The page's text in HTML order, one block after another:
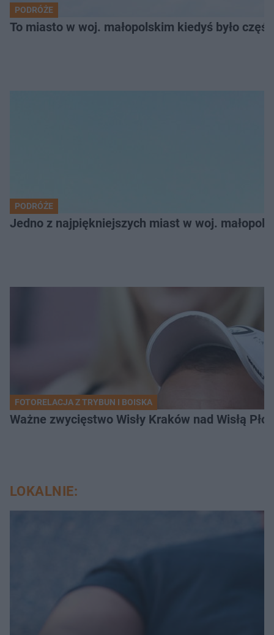
PODRÓŻE
To miasto w woj. małopolskim kiedyś było
PODRÓŻE
Jedno z najpiękniejszych miast w woj.
FOTORELACJA Z TRYBUN I BOISKA
Ważne zwycięstwo Wisły Kraków nad Wisłą
LOKALNIE: